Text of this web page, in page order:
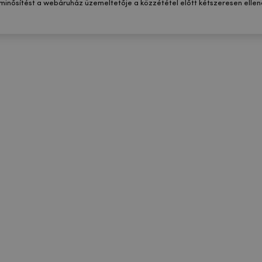
a webáruház üzemeltetője a közzététel előtt kétszeresen